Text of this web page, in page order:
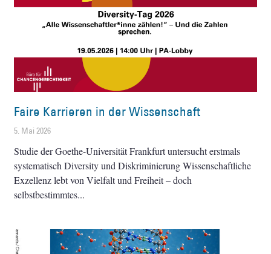
Faire Karrieren in der Wissenschaft
5. Mai 2026
Studie der Goethe-Universität Frankfurt untersucht erstmals
systematisch Diversity und Diskriminierung Wissenschaftliche
Exzellenz lebt von Vielfalt und Freiheit – doch
selbstbestimmtes